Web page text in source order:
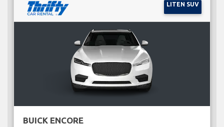
LITEN SUV
BUICK ENCORE